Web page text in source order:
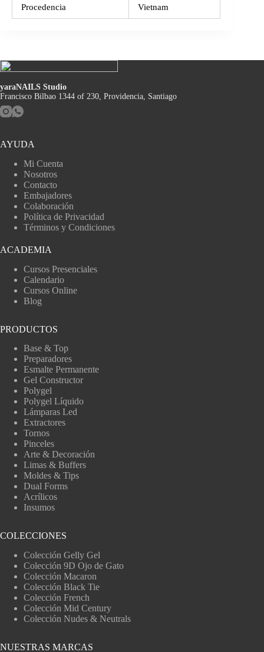
Procedencia Vietnam
yaraNAILS Studio
Francisco Bilbao 1344 of 230, Providencia, Santiago
AYUDA
Mi Cuenta
Nosotros
Contacto
Embajadores
Colaboración
Política de Privacidad
Términos y Condiciones
ACADEMIA
Cursos Presenciales
Calendario
Cursos Online
Blog
PRODUCTOS
Base & Top
Preparadores
Esmalte Permanente
Gel Constructor
Polygel
Polygel Líquido
Lámparas Led
Extractores
Tornos
Pinceles
Arte & Decoración
Limas & Buffers
Moldes & Tips
Dual Forms
Acrílicos
Insumos
COLECCIONES
Colección Gelly Gel
Colección 9D Ojo de Gato
Colección Macaron
Colección Black Tie
Colección French
Colección Mid Century
Colección Nudes & Neutrals
NUESTRAS MARCAS